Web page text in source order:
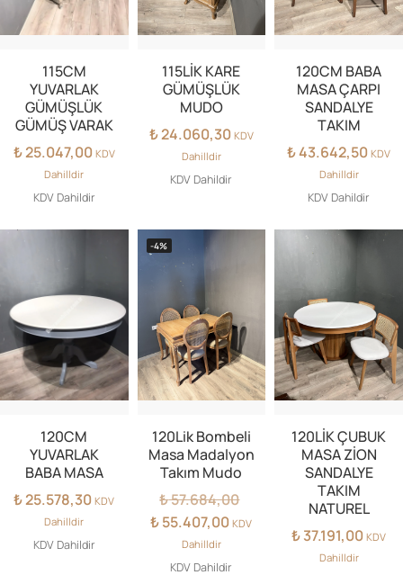
115CM
YUVARLAK
GÜMÜŞLÜK
GÜMÜŞ VARAK
₺25.047,00 KDV
Dahilldir
KDV Dahildir
115LİK KARE
GÜMÜŞLÜK
MUDO
₺24.060,30 KDV
Dahilldir
KDV Dahildir
120CM BABA
MASA ÇARPI
SANDALYE
TAKIM
₺43.642,50 KDV
Dahilldir
KDV Dahildir
120CM
YUVARLAK
BABA MASA
₺25.578,30 KDV
Dahilldir
KDV Dahildir
-4%
120Lik Bombeli
Masa Madalyon
Takım Mudo
₺57.684,00
fiyat:
₺ 57.684,00.
₺55.407,00Şu
KDV
Dahilldir
KDV Dahildir
120LİK ÇUBUK
MASA ZİON
SANDALYE
TAKIM
NATUREL
₺37.191,00 KDV
Dahilldir